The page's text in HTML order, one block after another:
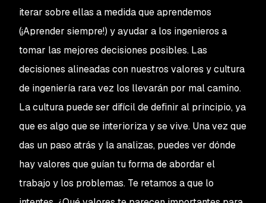
iterar sobre ellas a medida que aprendemos
(¡Aprender siempre!) y ayudar a los ingenieros a
tomar las mejores decisiones posibles. Las
decisiones alineadas con nuestros valores y cultura
de ingeniería rara vez los llevarán por mal camino.
La cultura puede ser difícil de definir al principio, ya
que es algo que se interioriza y se vive. Una vez que
das un paso atrás y la analizas, puedes ver dónde
hay valores que guían tu forma de abordar el
trabajo y los problemas. Te retamos a que lo